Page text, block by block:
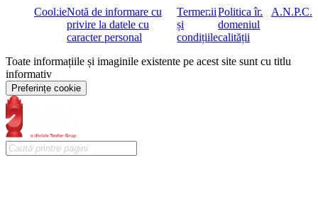
CookieNotă de informare cu
privire la datele cu
caracter personal
Termenii
și
condițiile
Politica în
domeniul
calității
A.N.P.C.
Toate informațiile și imaginile existente pe acest site sunt cu titlu
informativ
Preferințe cookie